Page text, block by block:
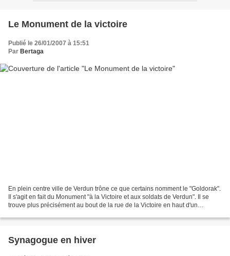
Le Monument de la victoire
Publié le 26/01/2007 à 15:51
Par Bertaga
En plein centre ville de Verdun trône ce que certains nomment le "Goldorak".
Il s'agit en fait du Monument "à la Victoire et aux soldats de Verdun". Il se
trouve plus précisément au bout de la rue de la Victoire en haut d'un
Synagogue en hiver